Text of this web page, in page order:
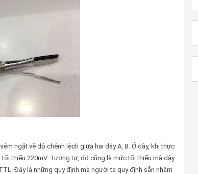
ngặt về độ chênh lệch giữa hai dây A, B. Ở dây, khi thực
thiểu 220mV. Tương tự, đó cũng là mức tối thiểu mà dây
Đây là những quy định mà người ta quy định sẵn nhằm